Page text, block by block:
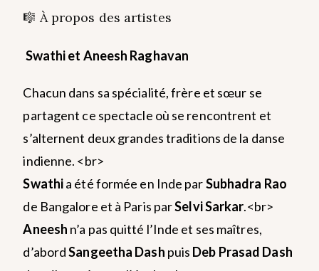
🎼 À propos des artistes
Swathi et Aneesh Raghavan
Chacun dans sa spécialité, frère et sœur se
partagent ce spectacle où se rencontrent et
s’alternent deux grandes traditions de la danse
indienne. <br>
Swathia été formée en Inde parSubhadra Rao
de Bangalore et à Paris parSelvi Sarkar.<br>
Aneesh n’a pas quitté l’Inde et ses maîtres,
d’abordSangeetha Dash puis Deb Prasad Dash